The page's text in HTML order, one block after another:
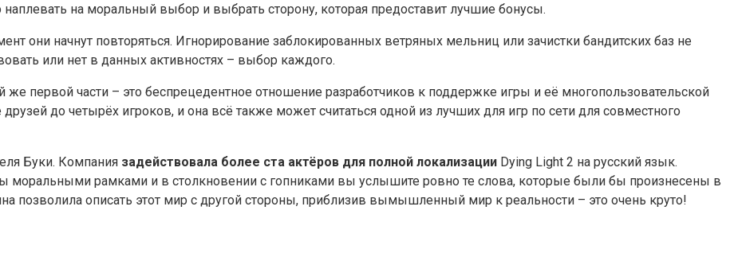
на моральный выбор и выбрать сторону, которая предоставит лучшие бонусы.
они начнут повторяться. Игнорирование заблокированных ветряных мельниц или зачистки бандитских баз не
или нет в данных активностях – выбор каждого.
первой части – это беспрецедентное отношение разработчиков к поддержке игры и её многопользовательской
до четырёх игроков, и она всё также может считаться одной из лучших для игр по сети для совместного
Буки. Компания задействовала более ста актёров для полной локализации Dying Light 2 на русский язык.
моральными рамками и в столкновении с гопниками вы услышите ровно те слова, которые были бы произнесены в
позволила описать этот мир с другой стороны, приблизив вымышленный мир к реальности – это очень круто!